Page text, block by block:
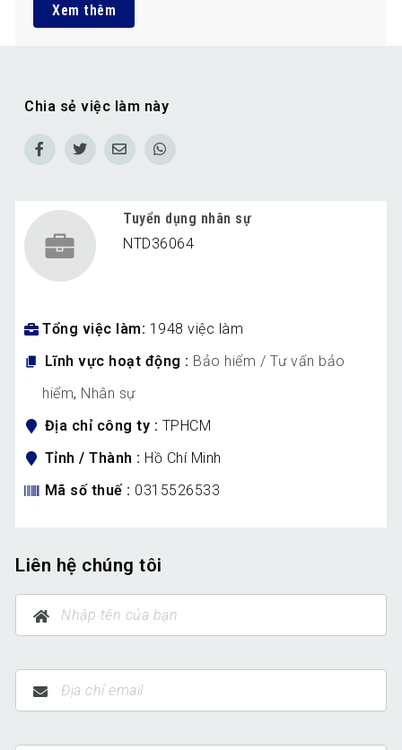
Xem thêm
Chia sẻ việc làm này
Tuyển dụng nhân sự
NTD36064
Tổng việc làm
1948 việc làm
Lĩnh vực hoạt động
Bảo hiểm / Tư vấn bảo
hiểm, Nhân sự
Địa chỉ công ty
TPHCM
Tỉnh / Thành
Hồ Chí Minh
Mã số thuế
0315526533
Liên hệ chúng tôi